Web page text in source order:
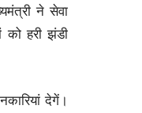
ने सेवा
हरी झंडी
देगें।